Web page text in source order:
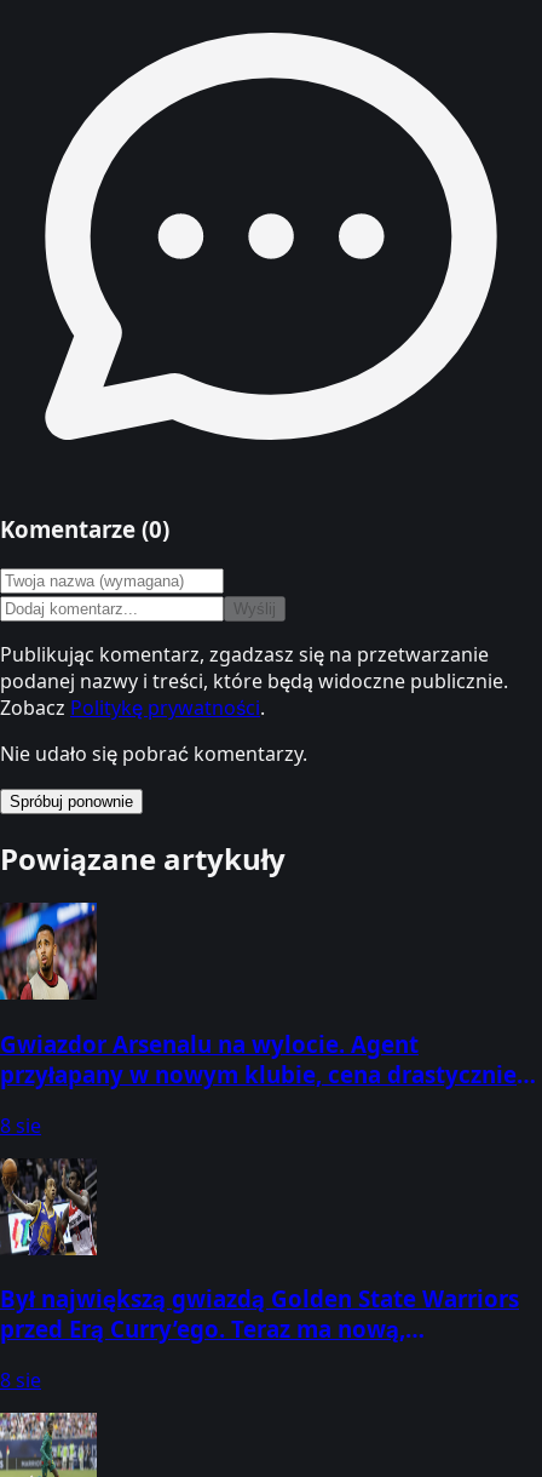
Komentarze (0)
Wyślij
Publikując komentarz, zgadzasz się na przetwarzanie
podanej nazwy i treści, które będą widoczne publicznie.
Zobacz Politykę prywatności.
Nie udało się pobrać komentarzy.
Spróbuj ponownie
Powiązane artykuły
Gwiazdor Arsenalu na wylocie. Agent
przyłapany w nowym klubie, cena drastycznie
8 sie
Był największą gwiazdą Golden State Warriors
przed Erą Curry’ego. Teraz ma nową,
8 sie